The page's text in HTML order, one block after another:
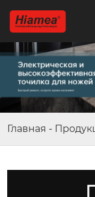
Главная -